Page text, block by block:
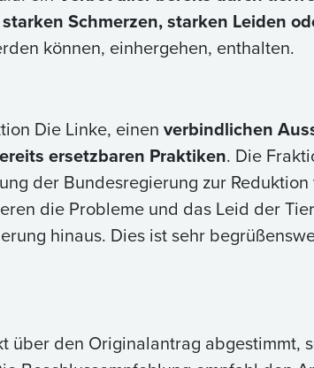
Schmerzen, starken Leiden
können, einhergehen, enthalten.
Die Linke, einen verbindlichen
ersetzbaren Praktiken. Die
der Bundesregierung zur
die Probleme und das Leid der
hinaus. Dies ist sehr
über den Originalantrag abgestimmt,